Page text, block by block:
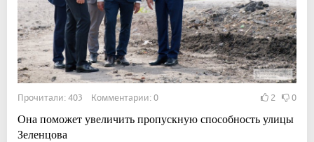
Прочитали: 403 Комментарии: 0 2 0
Она поможет увеличить пропускную способность улицы
Зеленцова